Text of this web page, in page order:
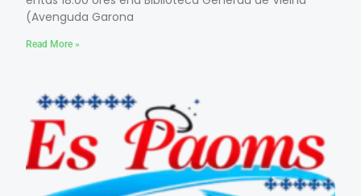
(Avenguda Garona
Read More »